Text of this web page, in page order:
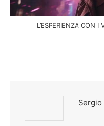
L’ESPERIENZA CON I
Sergio